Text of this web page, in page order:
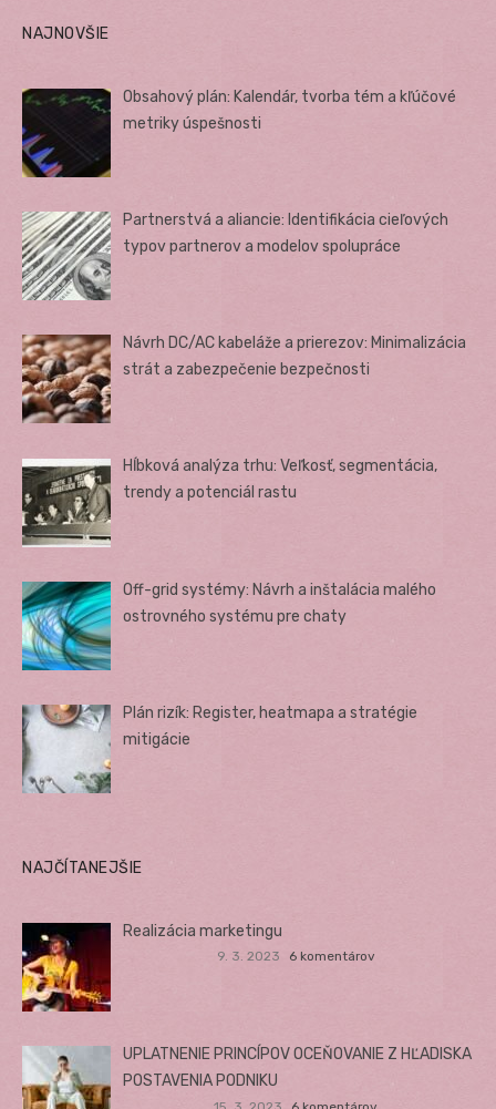
NAJNOVŠIE
Obsahový plán: Kalendár, tvorba tém a kľúčové
metriky úspešnosti
Partnerstvá a aliancie: Identifikácia cieľových
typov partnerov a modelov spolupráce
Návrh DC/AC kabeláže a prierezov: Minimalizácia
strát a zabezpečenie bezpečnosti
Hĺbková analýza trhu: Veľkosť, segmentácia,
trendy a potenciál rastu
Off-grid systémy: Návrh a inštalácia malého
ostrovného systému pre chaty
Plán rizík: Register, heatmapa a stratégie
mitigácie
NAJČÍTANEJŠIE
Realizácia marketingu
9. 3. 2023 6 komentárov
UPLATNENIE PRINCÍPOV OCEŇOVANIE Z HĽADISKA
POSTAVENIA PODNIKU